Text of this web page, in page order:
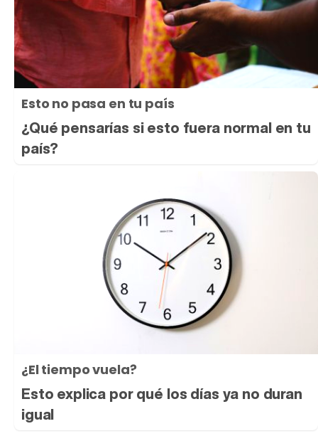
Esto no pasa en tu país
¿Qué pensarías si esto fuera normal en tu
país?
¿El tiempo vuela?
Esto explica por qué los días ya no duran
igual